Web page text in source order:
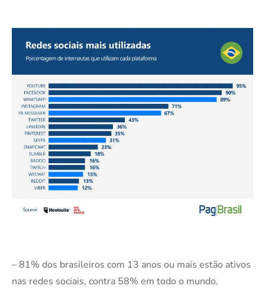
– 81% dos brasileiros com 13 anos ou mais estão ativos
nas redes sociais, contra 58% em todo o mundo.